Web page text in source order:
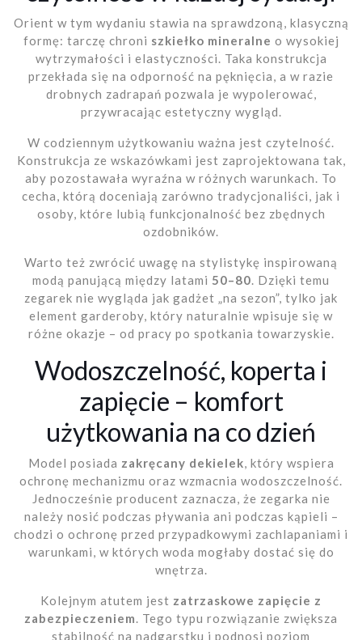
Orient w tym wydaniu stawia na sprawdzoną, klasyczną
formę: tarczę chroni szkiełko mineralne o wysokiej
wytrzymałości i elastyczności. Taka konstrukcja
przekłada się na odporność na pęknięcia, a w razie
drobnych zadrapań pozwala je wypolerować,
przywracając estetyczny wygląd.
W codziennym użytkowaniu ważna jest czytelność.
Konstrukcja ze wskazówkami jest zaprojektowana tak,
aby pozostawała wyraźna w różnych warunkach. To
cecha, którą doceniają zarówno tradycjonaliści, jak i
osoby, które lubią funkcjonalność bez zbędnych
ozdobników.
Warto też zwrócić uwagę na stylistykę inspirowaną
modą panującą między latami 50–80. Dzięki temu
zegarek nie wygląda jak gadżet „na sezon”, tylko jak
element garderoby, który naturalnie wpisuje się w
różne okazje – od pracy po spotkania towarzyskie.
Wodoszczelność, koperta i
zapięcie – komfort
użytkowania na co dzień
Model posiada zakręcany dekielek, który wspiera
ochronę mechanizmu oraz wzmacnia wodoszczelność.
Jednocześnie producent zaznacza, że zegarka nie
należy nosić podczas pływania ani podczas kąpieli –
chodzi o ochronę przed przypadkowymi zachlapaniami i
warunkami, w których woda mogłaby dostać się do
wnętrza.
Kolejnym atutem jest zatrzaskowe zapięcie z
zabezpieczeniem. Tego typu rozwiązanie zwiększa
stabilność na nadgarstku i podnosi poziom